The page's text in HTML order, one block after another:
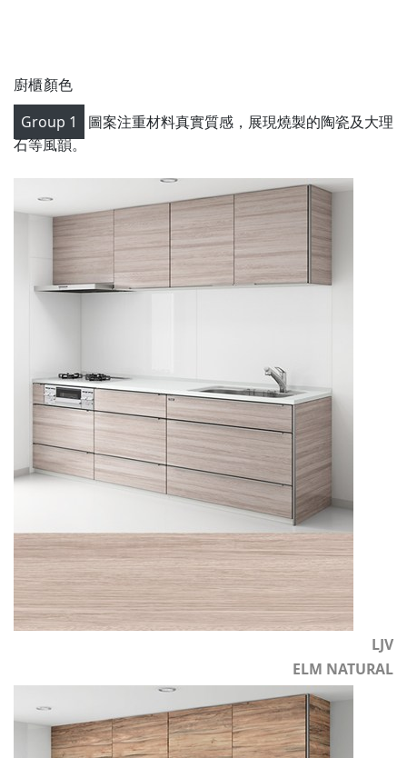
廚櫃顏色
Group 1
圖案注重材料真實質感，展現燒製的陶瓷及大理
石等風韻。
LJV
ELM NATURAL